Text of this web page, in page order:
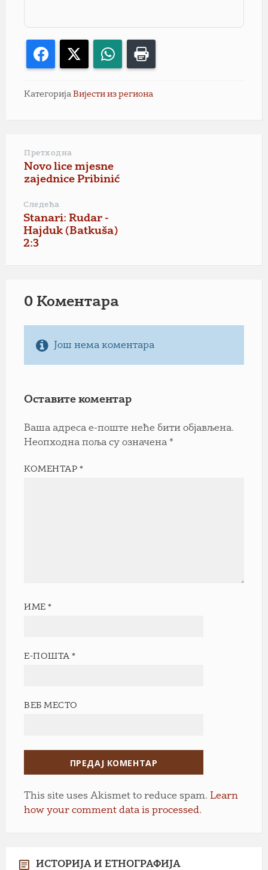
Facebook WhatsApp
Категорија Вијести из региона
Претходна
Novo lice mjesne
zajednice Pribinić
Следећа
Stanari: Rudar -
Hajduk (Batkuša)
2:3
0 Коментарa
Још нема коментара
Оставите коментар
Ваша адреса е-поште неће бити објављена.
Неопходна поља су означена *
КОМЕНТАР*
ИМЕ*
Е-ПОШТА*
ВЕБ МЕСТО
This site uses Akismet to reduce spam. Learn
how your comment data is processed.
ИСТОРИЈА И ЕТНОГРАФИЈА